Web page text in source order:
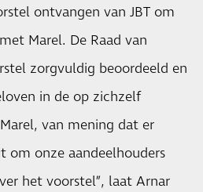
ontvangen van JBT om
Marel. De Raad van
zorgvuldig beoordeeld en
in de op zichzelf
van mening dat er
om onze aandeelhouders
het voorstel”, laat Arnar